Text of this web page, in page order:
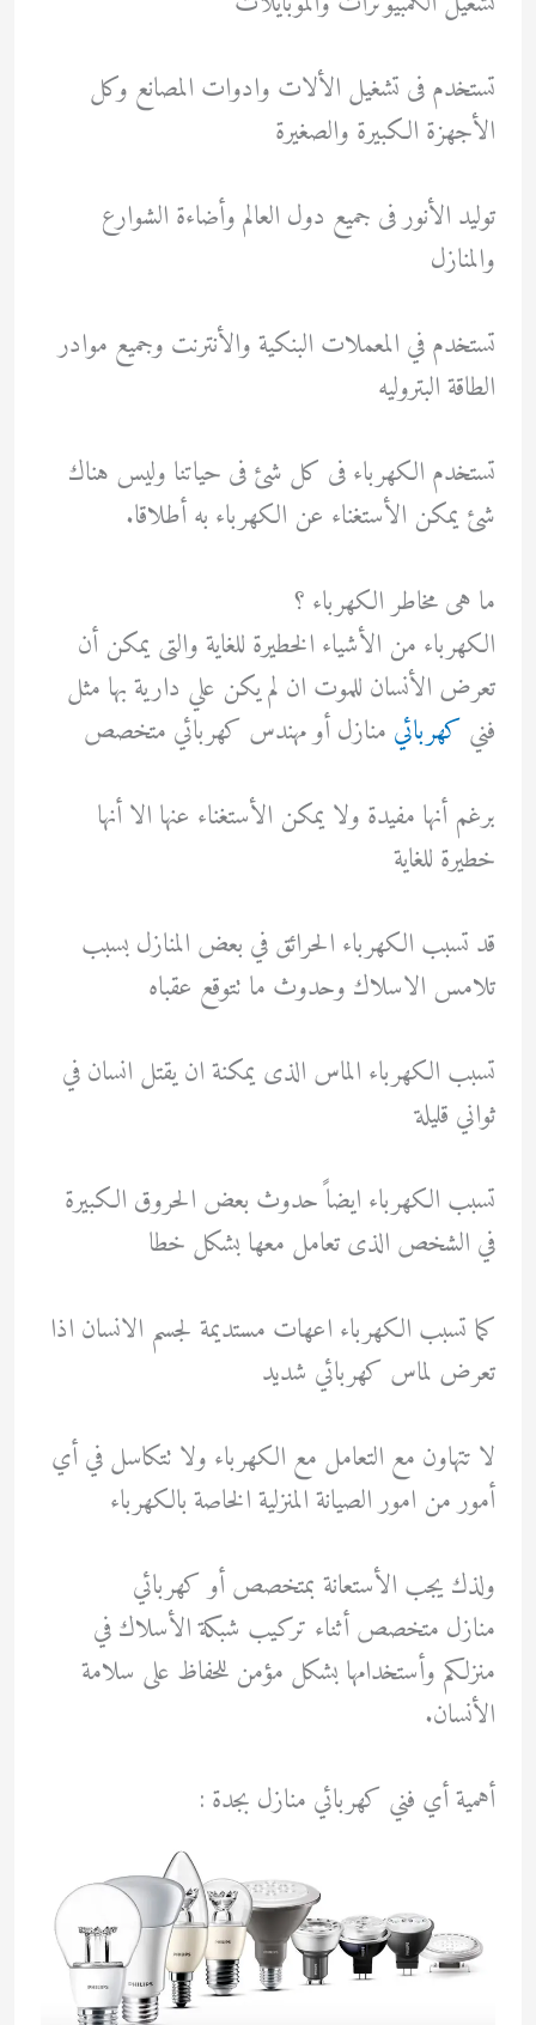
تستخدم فى تشغيل الألات وادوات المصانع وكل
الأجهزة الكبيرة والصغيرة
توليد الأنور فى جميع دول العالم وأضاءة الشوارع
والمنازل
تستخدم في المعملات البنكية والأنترنت وجميع موادر
الطاقة البتروليه
تستخدم الكهرباء فى كل شئ فى حياتنا وليس هناك
شئ يمكن الأستغناء عن الكهرباء به أطلاقا.
ما هى مخاطر الكهرباء ؟
الكهرباء من الأشياء الخطيرة للغاية والتى يمكن أن
تعرض الأنسان للموت ان لم يكن علي دارية بها مثل
فني كهربائي منازل أو مهندس كهربائي متخصص
برغم أنها مفيدة ولا يمكن الأستغناء عنها الا أنها
خطيرة للغاية
قد تسبب الكهرباء الحرائق في بعض المنازل بسبب
تلامس الاسلاك وحدوث ما تتوقع عقباه
تسبب الكهرباء الماس الذى يمكنة ان يقتل انسان في
ثواني قليلة
تسبب الكهرباء ايضاً حدوث بعض الحروق الكبيرة
في الشخص الذى تعامل معها بشكل خطا
كما تسبب الكهرباء اعهات مستديمة لجسم الانسان اذا
تعرض لماس كهربائي شديد
لا تتهاون مع التعامل مع الكهرباء ولا تتكاسل في أي
أمور من امور الصيانة المنزلية الخاصة بالكهرباء
ولذك يجب الأستعانة بمتخصص أوكهربائي
منازل متخصص أثناء تركيب شبكة الأسلاك في
منزلكم وأستخدامها بشكل مؤمن للحفاظ على سلامة
الأنسان.
أهمية أي فني كهربائي منازل بجدة :